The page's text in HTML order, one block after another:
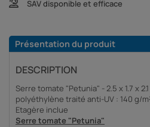
SAV disponible et efficace
Présentation du produit
DESCRIPTION
Serre tomate "Petunia" - 2.5 x 1.7 x
polyéthylène traité anti-UV : 140 g/
Etagère inclue
Serre tomate "Petunia"